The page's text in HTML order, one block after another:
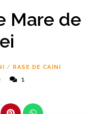
Mare de
/ RASE DE CAINI
1